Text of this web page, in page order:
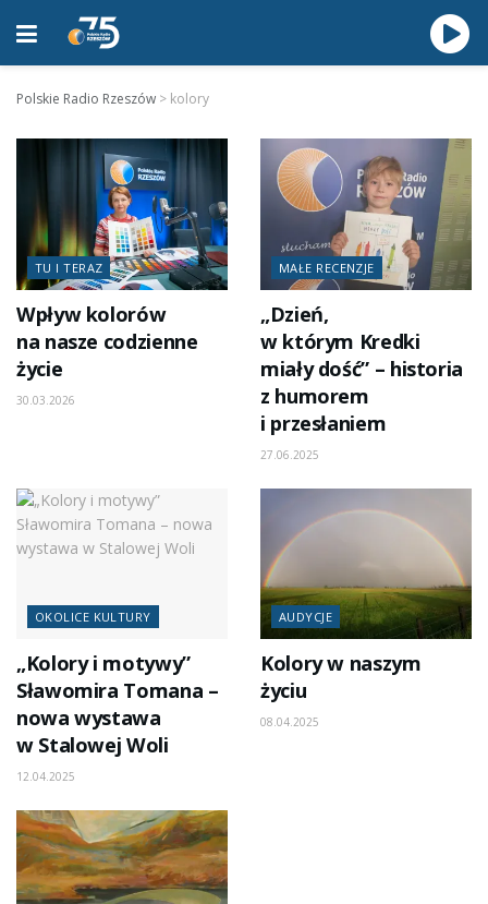
Polskie Radio Rzeszów > kolory
TU I TERAZ
Wpływ kolorów
na nasze codzienne
życie
30.03.2026
MAŁE RECENZJE
„Dzień,
w którym Kredki
miały dość” – historia
z humorem
i przesłaniem
27.06.2025
OKOLICE KULTURY
„Kolory i motywy”
Sławomira Tomana –
nowa wystawa
w Stalowej Woli
12.04.2025
AUDYCJE
Kolory w naszym
życiu
08.04.2025